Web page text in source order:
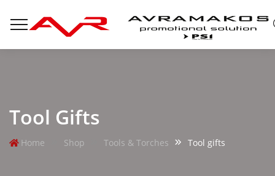
Tool Gifts
Home Shop Tools & Torches Tool gifts